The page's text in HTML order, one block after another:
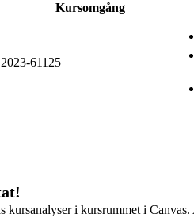
Kursomgång
61125
kursanalyser i kursrummet i